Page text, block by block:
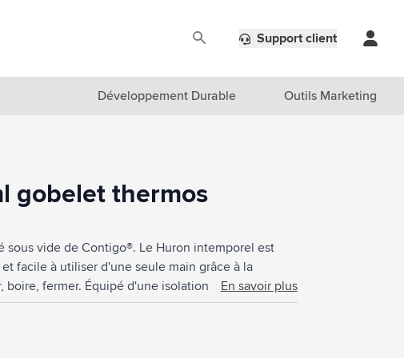
Support client
Développement Durable Outils Marketing
gobelet thermos
sous vide de Contigo®. Le Huron intemporel est
facile à utiliser d'une seule main grâce à la
boire, fermer. Équipé d'une isolation sous vide
jusqu'à 6 heures et les boissons froides jusqu'à 12
corps lavable à la main. Capacité 470 ml.
En savoir plus